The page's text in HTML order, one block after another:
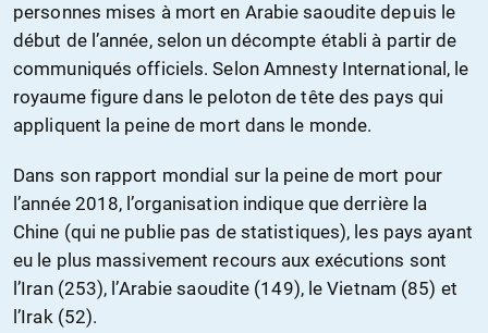
personnes mises à mort en Arabie saoudite depuis le
début de l’année, selon un décompte établi à partir de
communiqués officiels. Selon Amnesty International, le
royaume figure dans le peloton de tête des pays qui
appliquent la peine de mort dans le monde.
Dans son rapport mondial sur la peine de mort pour
l’année 2018, l’organisation indique que derrière la
Chine (qui ne publie pas de statistiques), les pays ayant
eu le plus massivement recours aux exécutions sont
l’Iran (253), l’Arabie saoudite (149), le Vietnam (85) et
l’Irak (52).